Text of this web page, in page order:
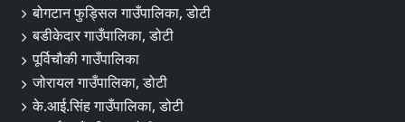
बोगटान फुड्सिल गाउँपालिका, डोटी
बडीकेदार गाउँपालिका, डोटी
पूर्विचौकी गाउँपालिका
जोरायल गाउँपालिका, डोटी
के.आई.सिंह गाउँपालिका, डोटी